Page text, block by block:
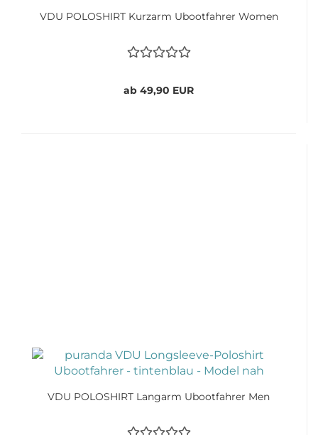
VDU POLOSHIRT Kurzarm Ubootfahrer Women
ab 49,90 EUR
VDU POLOSHIRT Langarm Ubootfahrer Men